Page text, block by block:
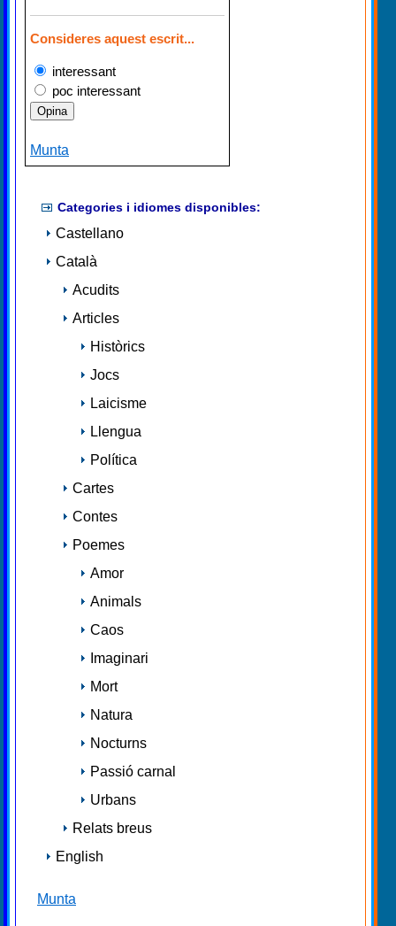
Consideres aquest escrit...
interessant
poc interessant
Munta
Categories i idiomes disponibles:
Castellano
Català
Acudits
Articles
Històrics
Jocs
Laicisme
Llengua
Política
Cartes
Contes
Poemes
Amor
Animals
Caos
Imaginari
Mort
Natura
Nocturns
Passió carnal
Urbans
Relats breus
English
Munta